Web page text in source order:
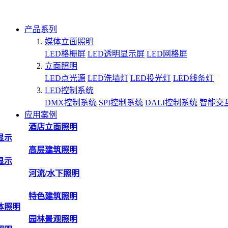
产品系列
媒体立面照明
LED格栅屏 LED透明显示屏 LED网格屏
立面照明
LED点光源 LED洗墙灯 LED投光灯 LED线条灯
LED控制系统
DMX控制系统 SPI控制系统 DALI控制系统 智能交
应用案例
示
示
照明
酒店立面照明
高层建筑照明
河流/水下照明
特色建筑照明
园林景观照明